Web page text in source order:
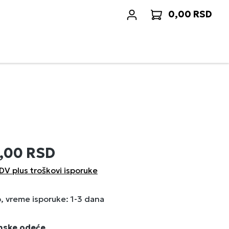
0,00 RSD
RSD
plus troškovi isporuke
vreme isporuke: 1-3 dana